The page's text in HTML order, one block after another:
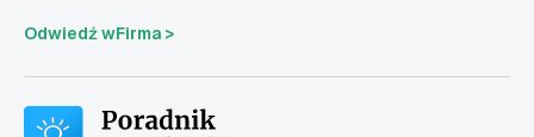
Odwiedź wFirma >